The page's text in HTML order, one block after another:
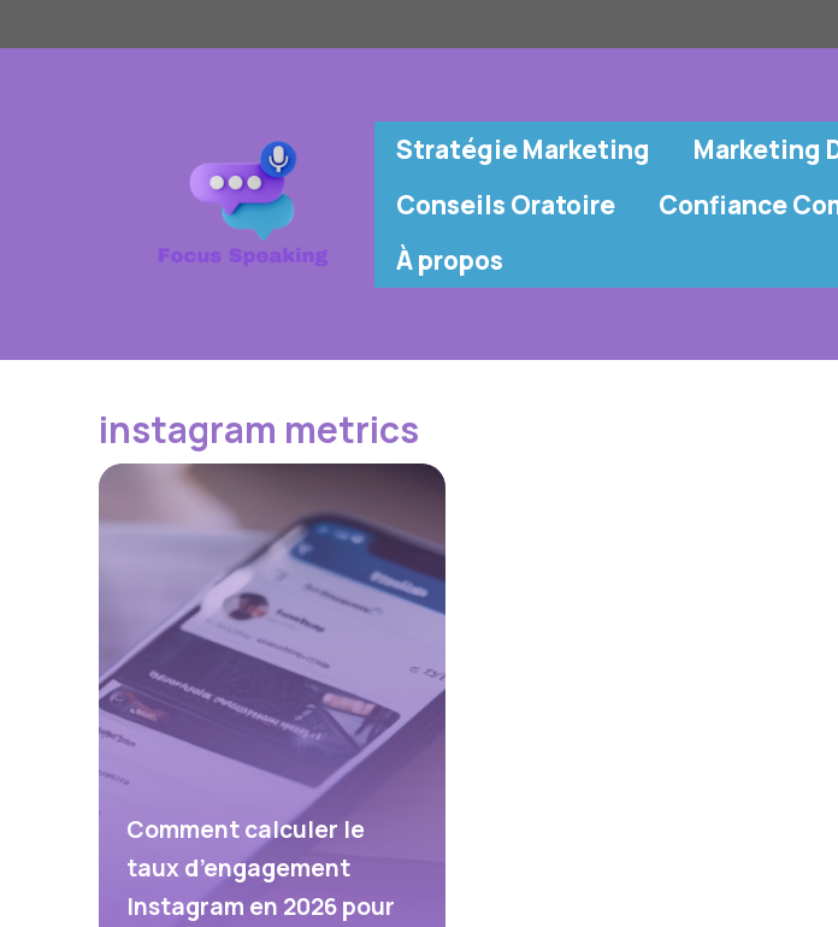
au
Stratégie Marketing Marketing
Conseils Oratoire
Confiance
À propos
instagram metrics
Comment calculer le
taux d’engagement
Instagram en 2026 pour